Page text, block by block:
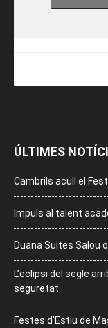
ÚLTIMES
Cambrils acull el
Impuls al talent
Duana Suites Salou
L’eclipsi del segle
seguretat
Festes d’Estiu de